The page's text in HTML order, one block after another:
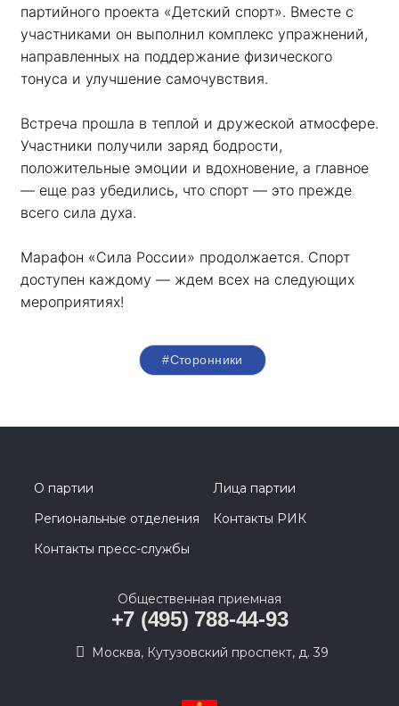
партийного проекта «Детский спорт». Вместе с
участниками он выполнил комплекс упражнений,
направленных на поддержание физического
тонуса и улучшение самочувствия.
Встреча прошла в теплой и дружеской атмосфере.
Участники получили заряд бодрости,
положительные эмоции и вдохновение, а главное
— еще раз убедились, что спорт — это прежде
всего сила духа.
Марафон «Сила России» продолжается. Спорт
доступен каждому — ждем всех на следующих
мероприятиях!
#Сторонники
О партии
Лица партии
Региональные отделения
Контакты РИК
Контакты пресс-службы
Общественная приемная
+7 (495) 788-44-93
Москва, Кутузовский проспект, д. 39